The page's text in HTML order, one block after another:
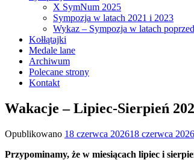
X SymNum 2025
Sympozja w latach 2021 i 2023
Wykaz – Sympozja w latach
Kołłątajki
Medale lane
Archiwum
Polecane strony
Kontakt
Wakacje – Lipiec-Sierpień
Opublikowano 18 czerwca 202618 czerwca 2026
Przypominamy, że w miesiącach lipiec i